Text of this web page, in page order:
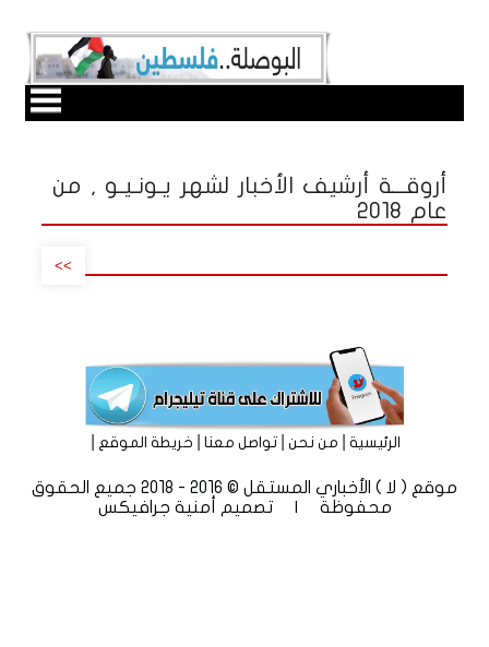
أروقـــة أرشيف الأخبار لشهر يـونـيـو , من
عام 2018
>>
الرئيسية|من نحن|تواصل معنا|خريطة الموقع
موقع ( لا ) الأخباري المستقل © 2016 - 2018 جميع الحقوق
محفوظة | تصميم
أمنية جرافيكس